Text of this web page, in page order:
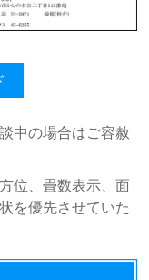
中の場合はご容赦
位、畳数表示、面
を優先させていた